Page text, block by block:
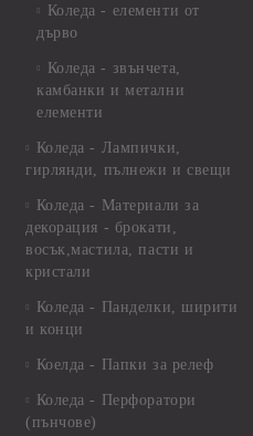
Коледа - елементи от
дърво
Коледа - звънчета,
камбанки и метални
елементи
Коледа - Лампички,
гирлянди, пълнежи и свещи
Коледа - Материали за
декорация - брокати,
восък,мастила, пасти и
кристали
Коледа - Панделки, ширити
и конци
Коелда - Папки за релеф
Коледа - Перфоратори
(пънчове)